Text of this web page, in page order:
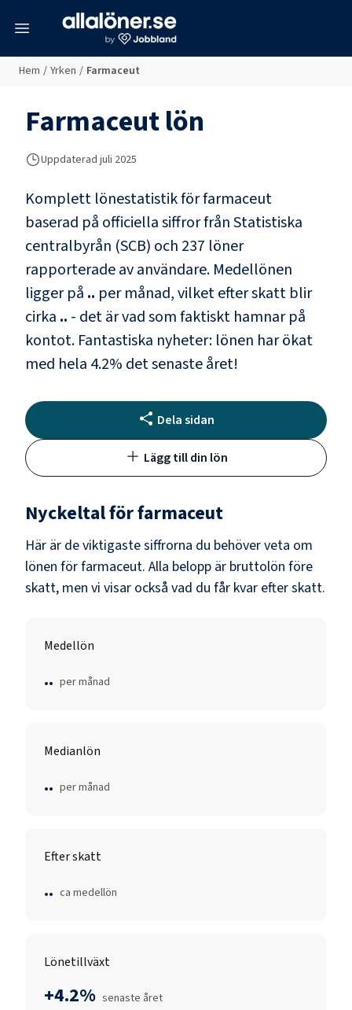
Hem / Yrken / Farmaceut
Farmaceutlön
Uppdaterad juli 2025
Komplett lönestatistik förfarmaceut
baserad på officiella siffror från Statistiska
centralbyrån (SCB) och 237 löner
rapporterade av användare. Medellönen
ligger på .. per månad, vilket efter skatt blir
cirka .. - det är vad som faktiskt hamnar på
kontot. Fantastiska nyheter: lönen har ökat
med hela 4.2% det senaste året!
Dela sidan
Lägg till din lön
Nyckeltal förfarmaceut
Här är de viktigaste siffrorna du behöver veta om
lönen förfarmaceut. Alla belopp är bruttolön före
skatt, men vi visar också vad du får kvar efter skatt.
Medellön
.. per månad
Medianlön
.. per månad
Efter skatt
.. ca medellön
Lönetillväxt
+4.2% senaste året